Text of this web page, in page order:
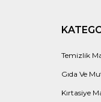
Temizlik
Gıda Ve
Kırtasiye